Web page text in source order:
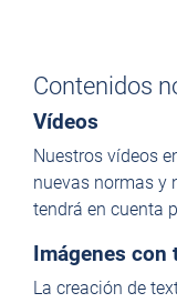
Contenidos
Vídeos
Nuestros vídeos
nuevas normas y
tendrá en cuenta
Imágenes con
La creación de